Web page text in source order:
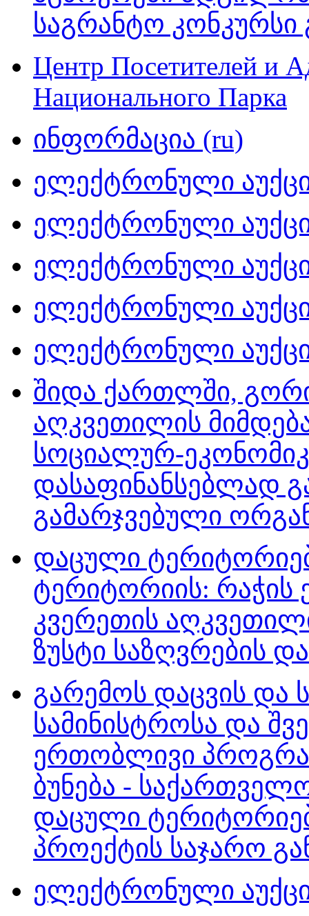
საგრანტო კონკურსი
Центр Посетителей и
Национального Парка
ინფორმაცია (ru)
ელექტრონული
ელექტრონული
ელექტრონული
ელექტრონული
ელექტრონული
შიდა ქართლში,
აღკვეთილის
სოციალურ-
დასაფინანსებლად
გამარჯვებული
დაცული
ტერიტორიის: რაჭის
კვერეთის
ზუსტი საზღვრების
გარემოს დაცვის და
სამინისტროსა და
ერთობლივი
ბუნება -
დაცული
პროექტის საჯარო
ელექტრონული